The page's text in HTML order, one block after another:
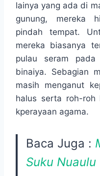
lainya yang ada di
gunung, mereka
pindah tempat.
mereka biasanya
pulau seram pada
binaiya. Sebagian
masih menganut
halus serta roh-roh
kperayaan agama.
Baca Juga :
Suku